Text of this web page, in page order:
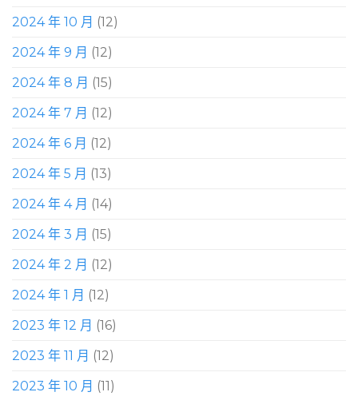
2024 年 10 月 (12)
2024 年 9 月 (12)
2024 年 8 月 (15)
2024 年 7 月 (12)
2024 年 6 月 (12)
2024 年 5 月 (13)
2024 年 4 月 (14)
2024 年 3 月 (15)
2024 年 2 月 (12)
2024 年 1 月 (12)
2023 年 12 月 (16)
2023 年 11 月 (12)
2023 年 10 月 (11)